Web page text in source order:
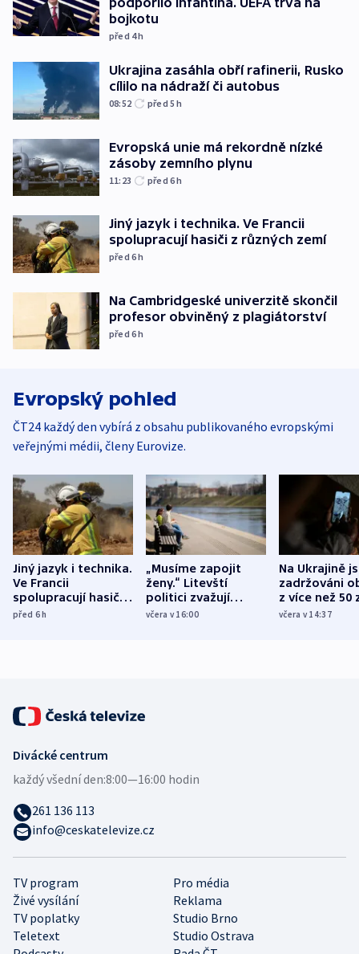
bojkotu
před 4h
Ukrajina zasáhla obří rafinerii, Rusko
cílilo na nádraží či autobus
08:52 před 5h
Evropská unie má rekordně nízké
zásoby zemního plynu
11:23 před 6h
Jiný jazyk i technika. Ve Francii
spolupracují hasiči z různých zemí
před 6h
Na Cambridgeské univerzitě skončil
profesor obviněný z plagiátorství
před 6h
Evropský pohled
ČT24 každý den vybírá z obsahu publikovaného evropskými
veřejnými médii, členy Eurovize.
Jiný jazyk i technika.
Ve Francii
spolupracují hasiči z
různých zemí
před 6h
„Musíme zapojit
ženy.“ Litevští
politici zvažují
dohodu o
včera v 16:00
Na Ukrajině
zadržováni
z více než 50
Bojovali na
včera v 14:37
TV program
Pro média
Živé vysílání
Reklama
TV poplatky
Studio Brno
Teletext
Studio Ostrava
Divácké centrum
každý všední den:8:00—16:00 hodin
261 136 113
info@ceskatelevize.cz